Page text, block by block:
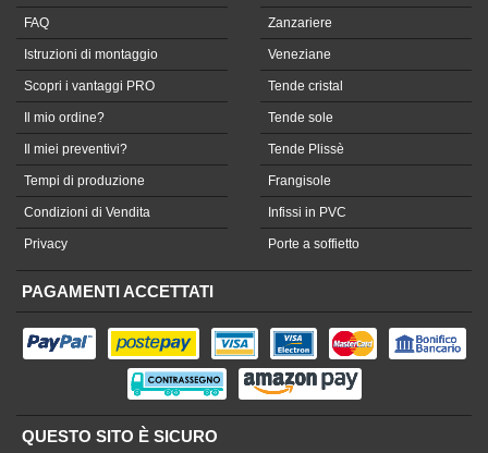
FAQ
Istruzioni di montaggio
Scopri i vantaggi PRO
Il mio ordine?
Il miei preventivi?
Tempi di produzione
Condizioni di Vendita
Privacy
Zanzariere
Veneziane
Tende cristal
Tende sole
Tende Plissè
Frangisole
Infissi in PVC
Porte a soffietto
PAGAMENTI ACCETTATI
QUESTO SITO È SICURO